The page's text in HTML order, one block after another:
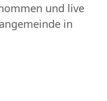
und live
in